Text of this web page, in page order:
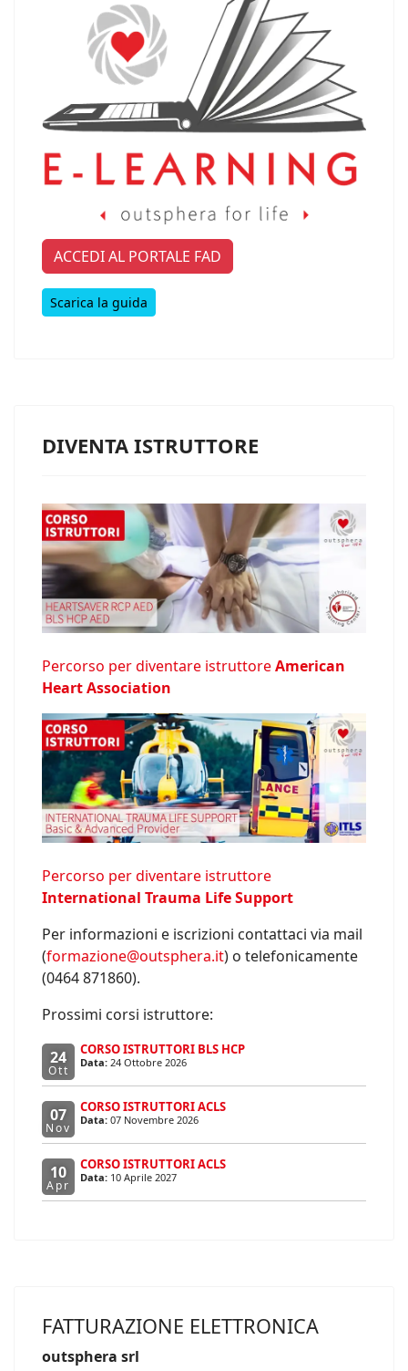
ACCEDI AL PORTALE FAD
Scarica la guida
DIVENTA ISTRUTTORE
Percorso per diventare istruttoreAmerican
Heart Association
Percorso per diventare istruttore
International Trauma Life Support
Per informazioni e iscrizioni contattaci via mail
(formazione@outsphera.it) o telefonicamente
(0464 871860).
Prossimi corsi istruttore:
24
Ott
CORSO ISTRUTTORI BLS HCP
Data: 24 Ottobre 2026
07
Nov
CORSO ISTRUTTORI ACLS
Data: 07 Novembre 2026
10
Apr
CORSO ISTRUTTORI ACLS
Data: 10 Aprile 2027
FATTURAZIONE ELETTRONICA
outsphera srl